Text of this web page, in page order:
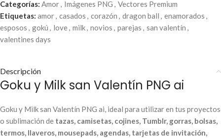
Categorías: Amor, Imágenes PNG , Vectores Premium
Etiquetas: amor, casados , corazón , dragon ball , enamorados ,
esposos , gokú , love, milk, novios , parejas , san valentín ,
valentines days
Descripción
Goku y Milk san Valentín PNG ai
Goku y Milk san Valentín PNG ai, ideal para utilizar en tus proyectos
o sublimación de tazas, camisetas, cojines, Tumblr, gorras, bolsas,
termos, llaveros, mousepads, agendas, tarjetas de invitación,